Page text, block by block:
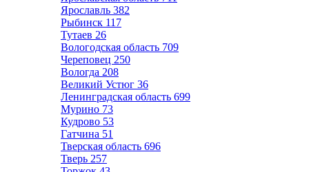
Ярославль 382
Рыбинск 117
Тутаев 26
Вологодская область 709
Череповец 250
Вологда 208
Великий Устюг 36
Ленинградская область 699
Мурино 73
Кудрово 53
Гатчина 51
Тверская область 696
Тверь 257